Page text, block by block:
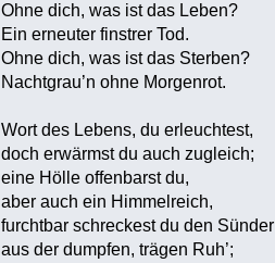
Ohne dich, was ist das Leben?
Ein erneuter finstrer Tod.
Ohne dich, was ist das Sterben?
Nachtgrau’n ohne Morgenrot.
Wort des Lebens, du erleuchtest,
doch erwärmst du auch zugleich;
eine Hölle offenbarst du,
aber auch ein Himmelreich,
furchtbar schreckest du den Sünder
aus der dumpfen, trägen Ruh’;